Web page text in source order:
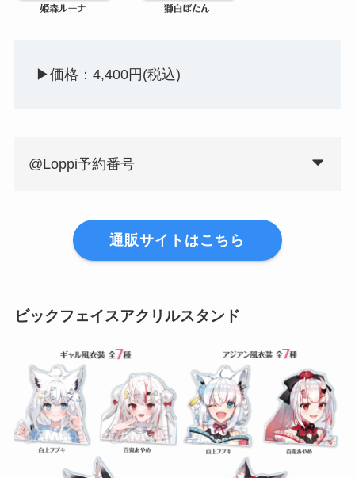
▶︎価格：4,400円(税込)
@Loppi予約番号
通販サイトはこちら
ビックフェイスアクリルスタンド